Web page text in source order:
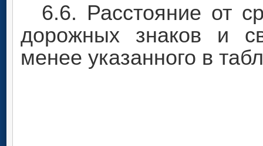
6.6. Расстояние от
дорожных знаков и
менее указанного в